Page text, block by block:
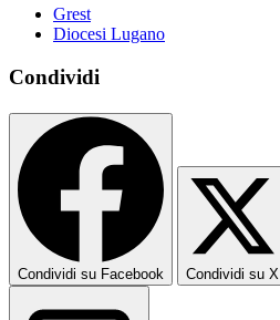
Grest
Diocesi Lugano
Condividi
Condividi su Facebook Condividi su X